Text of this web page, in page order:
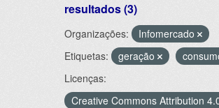
resultados (3)
Organizações:
Infomercado
Etiquetas:
geração
Licenças:
Creative Commons Attribution